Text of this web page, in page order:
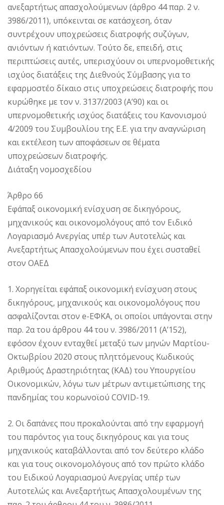
ανεξαρτήτως απασχολούμενων (άρθρο 44 παρ. 2 ν.
3986/2011), υπόκεινται σε κατάσχεση, όταν
συντρέχουν υποχρεώσεις διατροφής συζύγων,
ανιόντων ή κατιόντων. Τούτο δε, επειδή, στις
περιπτώσεις αυτές, υπερισχύουν οι υπερνομοθετικής
ισχύος διατάξεις της Διεθνούς Σύμβασης για το
εφαρμοστέο δίκαιο στις υποχρεώσεις διατροφής που
κυρώθηκε με τον ν. 3137/2003 (Α’90) και οι
υπερνομοθετικής ισχύος διατάξεις του Κανονισμού
4/2009 του Συμβουλίου της Ε.Ε. για την αναγνώριση
και εκτέλεση των αποφάσεων σε θέματα
υποχρεώσεων διατροφής.
Διάταξη νομοσχεδίου
Άρθρο 66
Εφάπαξ οικονομική ενίσχυση σε δικηγόρους,
μηχανικούς και οικονομολόγους από τον Ειδικό
Λογαριασμό Ανεργίας υπέρ των Αυτοτελώς και
Ανεξαρτήτως Απασχολούμενων που έχει συσταθεί
στον ΟΑΕΔ
1. Χορηγείται εφάπαξ οικονομική ενίσχυση στους
δικηγόρους, μηχανικούς και οικονομολόγους που
ασφαλίζονται στον e-ΕΦΚΑ, οι οποίοι υπάγονται στην
παρ. 2α του άρθρου 44 του ν. 3986/2011 (Α’152),
εφόσον έχουν ενταχθεί μεταξύ των μηνών Μαρτίου-
Οκτωβρίου 2020 στους πληττόμενους Κωδικούς
Αριθμούς Δραστηριότητας (ΚΑΔ) του Υπουργείου
Οικονομικών, λόγω των μέτρων αντιμετώπισης της
πανδημίας του κορωνοϊού COVID-19.
2. Οι δαπάνες που προκαλούνται από την εφαρμογή
του παρόντος για τους δικηγόρους και για τους
μηχανικούς καταβάλλονται από τον δεύτερο κλάδο
και για τους οικονομολόγους από τον πρώτο κλάδο
του Ειδικού Λογαριασμού Ανεργίας υπέρ των
Αυτοτελώς και Ανεξαρτήτως Απασχολουμένων της